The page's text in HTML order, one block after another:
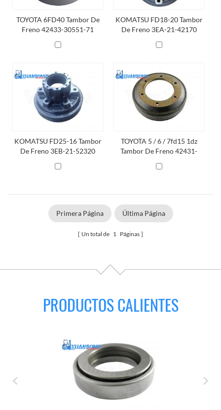
TOYOTA 6FD40 Tambor De
Freno 42433-30551-71
KOMATSU FD18-20 Tambor
De Freno 3EA-21-42170
KOMATSU FD25-16 Tambor
De Freno 3EB-21-52320
TOYOTA 5 / 6 / 7fd15 1dz
Tambor De Freno 42431-
Primera Página Última Página
Un total de 1 Páginas
PRODUCTOS CALIENTES